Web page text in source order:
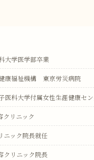
大学医学部卒業
康福祉機構 東京労災病院
医科大学付属女性生涯健康セ
クリニック
ニック院長就任
クリニック院長